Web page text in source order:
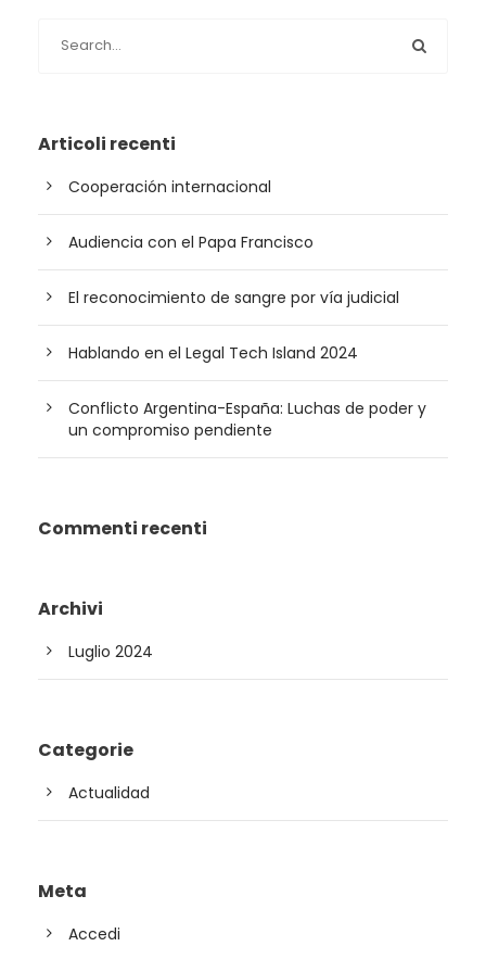
Articoli recenti
Cooperación internacional
Audiencia con el Papa Francisco
El reconocimiento de sangre por vía judicial
Hablando en el Legal Tech Island 2024
Conflicto Argentina-España: Luchas de poder y
un compromiso pendiente
Commenti recenti
Archivi
Luglio 2024
Categorie
Actualidad
Meta
Accedi